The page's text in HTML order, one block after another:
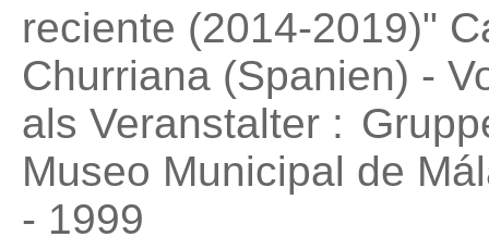
reciente (2014-2019)"
Churriana (Spanien) -
als Veranstalter :
Museo Municipal de
- 1999